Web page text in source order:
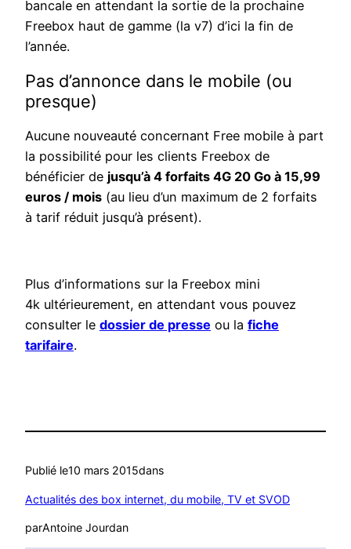
bancale en attendant la sortie de la prochaine
Freebox haut de gamme (la v7) d’ici la fin de
l’année.
Pas d’annonce dans le mobile (ou
presque)
Aucune nouveauté concernant Free mobile à part
la possibilité pour les clients Freebox de
bénéficier de jusqu’à 4 forfaits 4G 20 Go à 15,99
euros / mois (au lieu d’un maximum de 2 forfaits
à tarif réduit jusqu’à présent).
Plus d’informations sur la Freebox mini
4k ultérieurement, en attendant vous pouvez
consulter le dossier de presse ou la fiche
tarifaire.
Publié le10 mars 2015dans
Actualités des box internet, du mobile, TV et SVOD
parAntoine Jourdan